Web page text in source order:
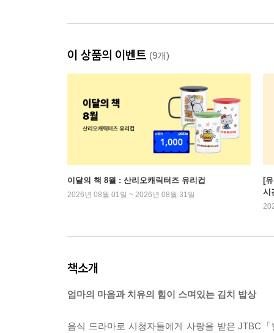
이 상품의 이벤트 (9개)
이달의 책 8월 : 산리오캐릭터즈 유리컵
2026년 08월 01일 ~ 2026년 08월 31일
[
시
책소개
엄마의 마음과 치유의 힘이 스며있는 김치 밥상
음식 드라마로 시청자들에게 사랑을 받은 JTBC